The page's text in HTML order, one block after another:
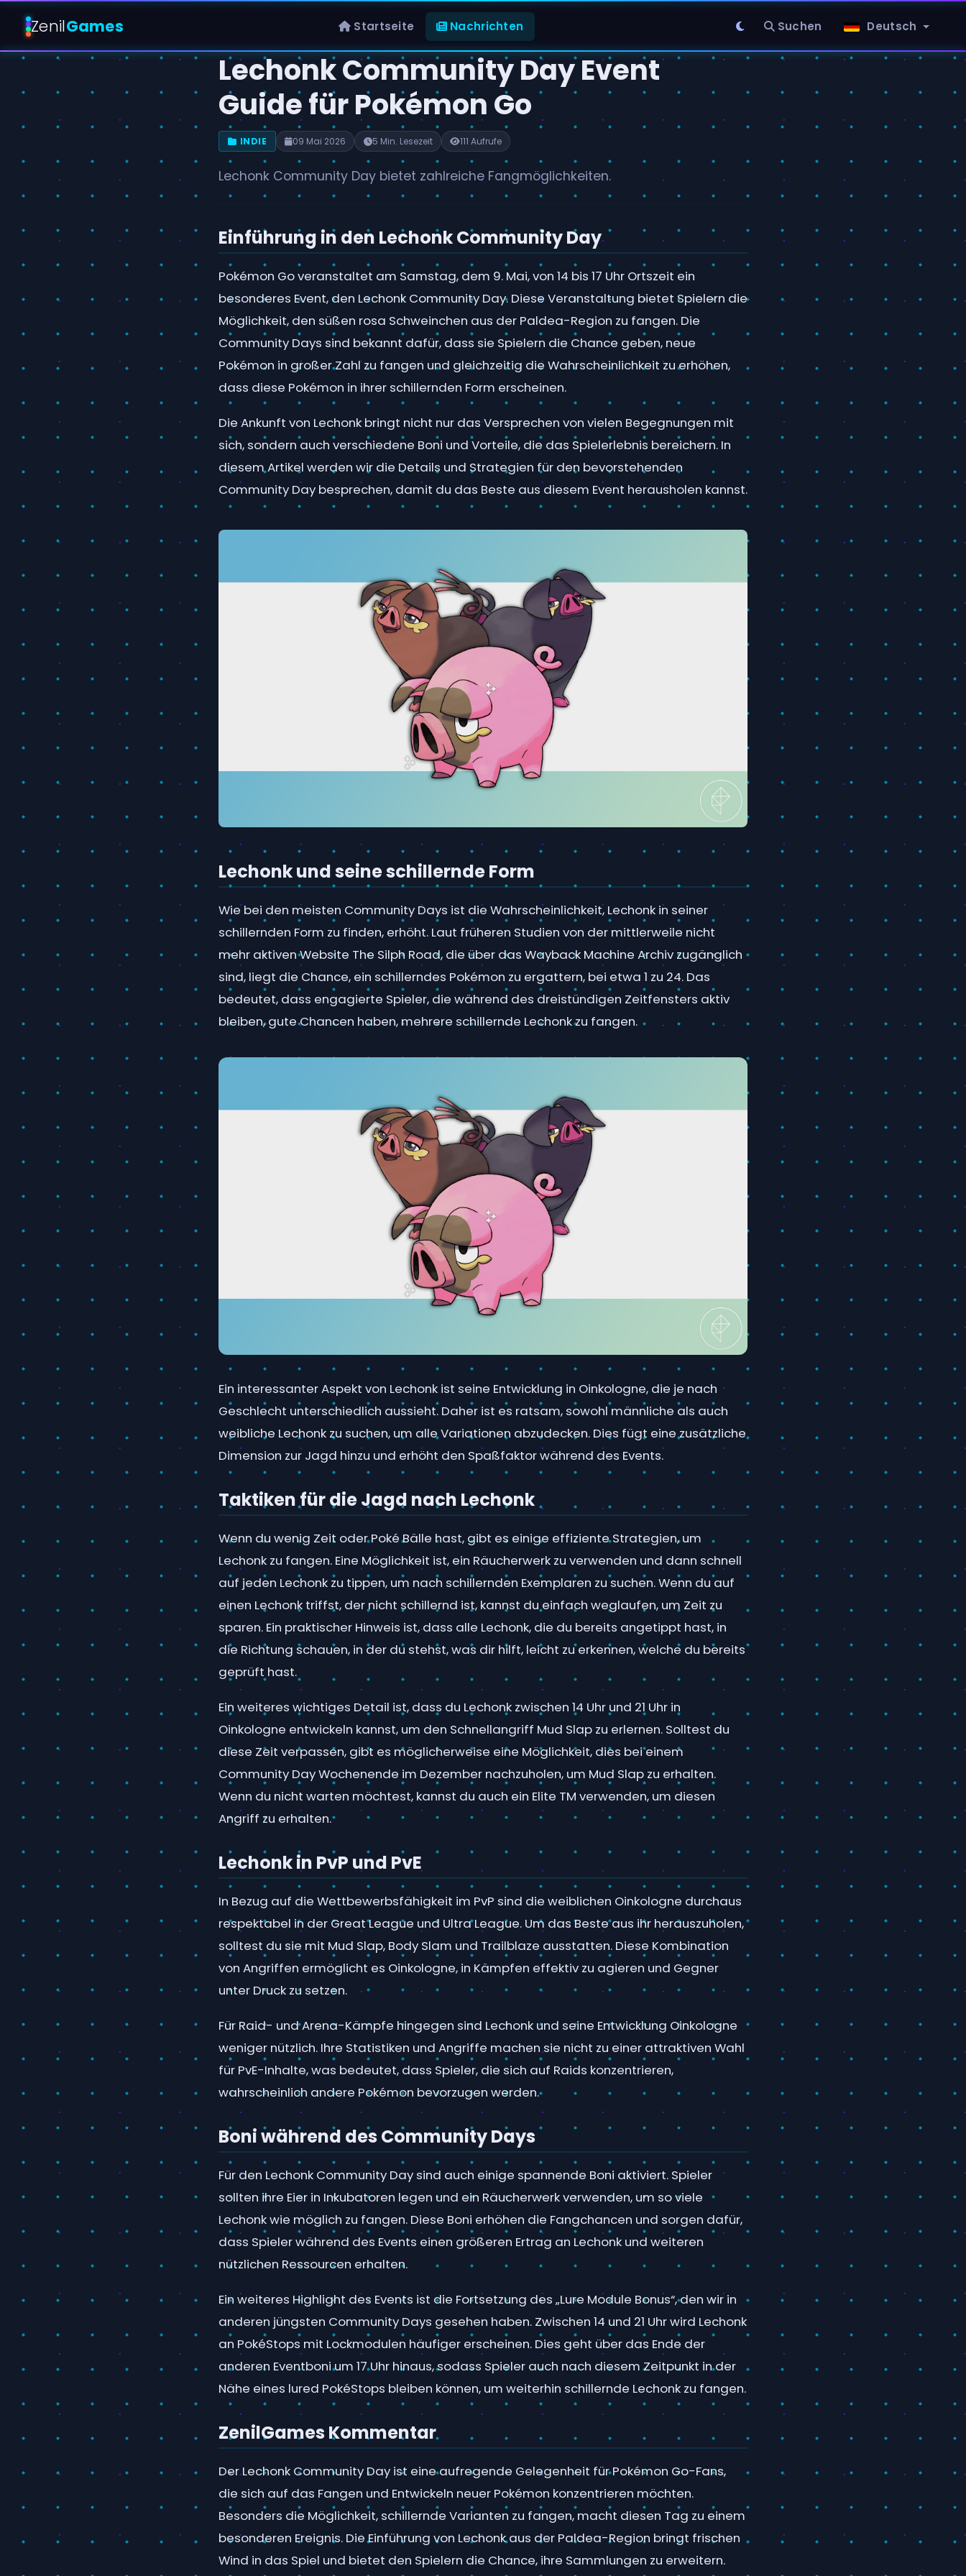
ZenilGames Startseite Nachrichten Suchen Deutsch
Lechonk Community Day Event
Guide für Pokémon Go
INDIE 09 Mai 2026 5 Min. Lesezeit 111 Aufrufe
Lechonk Community Day bietet zahlreiche Fangmöglichkeiten.
Einführung in den Lechonk Community Day
Pokémon Go veranstaltet am Samstag, dem 9. Mai, von 14 bis 17 Uhr Ortszeit ein
besonderes Event, den Lechonk Community Day. Diese Veranstaltung bietet Spielern die
Möglichkeit, den süßen rosa Schweinchen aus der Paldea-Region zu fangen. Die
Community Days sind bekannt dafür, dass sie Spielern die Chance geben, neue
Pokémon in großer Zahl zu fangen und gleichzeitig die Wahrscheinlichkeit zu erhöhen,
dass diese Pokémon in ihrer schillernden Form erscheinen.
Die Ankunft von Lechonk bringt nicht nur das Versprechen von vielen Begegnungen mit
sich, sondern auch verschiedene Boni und Vorteile, die das Spielerlebnis bereichern. In
diesem Artikel werden wir die Details und Strategien für den bevorstehenden
Community Day besprechen, damit du das Beste aus diesem Event herausholen kannst.
Lechonk und seine schillernde Form
Wie bei den meisten Community Days ist die Wahrscheinlichkeit, Lechonk in seiner
schillernden Form zu finden, erhöht. Laut früheren Studien von der mittlerweile nicht
mehr aktiven Website The Silph Road, die über das Wayback Machine Archiv zugänglich
sind, liegt die Chance, ein schillerndes Pokémon zu ergattern, bei etwa 1 zu 24. Das
bedeutet, dass engagierte Spieler, die während des dreistündigen Zeitfensters aktiv
bleiben, gute Chancen haben, mehrere schillernde Lechonk zu fangen.
Ein interessanter Aspekt von Lechonk ist seine Entwicklung in Oinkologne, die je nach
Geschlecht unterschiedlich aussieht. Daher ist es ratsam, sowohl männliche als auch
weibliche Lechonk zu suchen, um alle Variationen abzudecken. Dies fügt eine zusätzliche
Dimension zur Jagd hinzu und erhöht den Spaßfaktor während des Events.
Taktiken für die Jagd nach Lechonk
Wenn du wenig Zeit oder Poké Bälle hast, gibt es einige effiziente Strategien, um
Lechonk zu fangen. Eine Möglichkeit ist, ein Räucherwerk zu verwenden und dann schnell
auf jeden Lechonk zu tippen, um nach schillernden Exemplaren zu suchen. Wenn du auf
einen Lechonk triffst, der nicht schillernd ist, kannst du einfach weglaufen, um Zeit zu
sparen. Ein praktischer Hinweis ist, dass alle Lechonk, die du bereits angetippt hast, in
die Richtung schauen, in der du stehst, was dir hilft, leicht zu erkennen, welche du bereits
geprüft hast.
Ein weiteres wichtiges Detail ist, dass du Lechonk zwischen 14 Uhr und 21 Uhr in
Oinkologne entwickeln kannst, um den Schnellangriff Mud Slap zu erlernen. Solltest du
diese Zeit verpassen, gibt es möglicherweise eine Möglichkeit, dies bei einem
Community Day Wochenende im Dezember nachzuholen, um Mud Slap zu erhalten.
Wenn du nicht warten möchtest, kannst du auch ein Elite TM verwenden, um diesen
Angriff zu erhalten.
Lechonk in PvP und PvE
In Bezug auf die Wettbewerbsfähigkeit im PvP sind die weiblichen Oinkologne durchaus
respektabel in der Great League und Ultra League. Um das Beste aus ihr herauszuholen,
solltest du sie mit Mud Slap, Body Slam und Trailblaze ausstatten. Diese Kombination
von Angriffen ermöglicht es Oinkologne, in Kämpfen effektiv zu agieren und Gegner
unter Druck zu setzen.
Für Raid- und Arena-Kämpfe hingegen sind Lechonk und seine Entwicklung Oinkologne
weniger nützlich. Ihre Statistiken und Angriffe machen sie nicht zu einer attraktiven Wahl
für PvE-Inhalte, was bedeutet, dass Spieler, die sich auf Raids konzentrieren,
wahrscheinlich andere Pokémon bevorzugen werden.
Boni während des Community Days
Für den Lechonk Community Day sind auch einige spannende Boni aktiviert. Spieler
sollten ihre Eier in Inkubatoren legen und ein Räucherwerk verwenden, um so viele
Lechonk wie möglich zu fangen. Diese Boni erhöhen die Fangchancen und sorgen dafür,
dass Spieler während des Events einen größeren Ertrag an Lechonk und weiteren
nützlichen Ressourcen erhalten.
Ein weiteres Highlight des Events ist die Fortsetzung des „Lure Module Bonus“, den wir in
anderen jüngsten Community Days gesehen haben. Zwischen 14 und 21 Uhr wird Lechonk
an PokéStops mit Lockmodulen häufiger erscheinen. Dies geht über das Ende der
anderen Eventboni um 17 Uhr hinaus, sodass Spieler auch nach diesem Zeitpunkt in der
Nähe eines lured PokéStops bleiben können, um weiterhin schillernde Lechonk zu fangen.
ZenilGames Kommentar
Der Lechonk Community Day ist eine aufregende Gelegenheit für Pokémon Go-Fans,
die sich auf das Fangen und Entwickeln neuer Pokémon konzentrieren möchten.
Besonders die Möglichkeit, schillernde Varianten zu fangen, macht diesen Tag zu einem
besonderen Ereignis. Die Einführung von Lechonk aus der Paldea-Region bringt frischen
Wind in das Spiel und bietet den Spielern die Chance, ihre Sammlungen zu erweitern.